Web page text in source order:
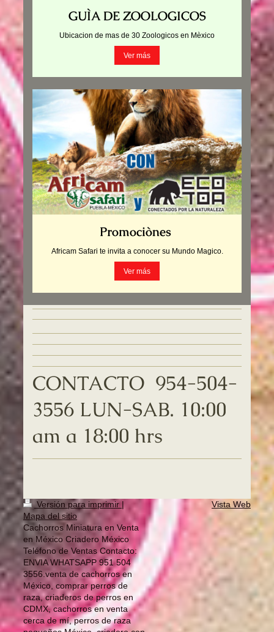
GUÌA DE ZOOLOGICOS
Ubicacion de mas de 30 Zoologicos en Mèxico
Ver más
Promociònes
Africam Safari te invita a conocer su Mundo Magico.
Ver más
CONTACTO 954-504-
3556 LUN-SAB. 10:00
am a 18:00 hrs
Versión para imprimir |
Mapa del sitio
Cachorros Miniatura en Venta
en México Criadero México
Teléfono de Ventas Contacto:
ENVIA WHATSAPP 951 504
3556.venta de cachorros en
México, comprar perros de
raza, criaderos de perros en
CDMX, cachorros en venta
cerca de mí, perros de raza
Vista Web